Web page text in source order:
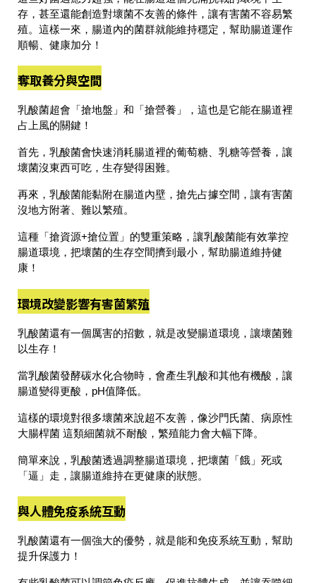
存，甚至還能創造對壞菌不友善的條件 ，讓有害菌不容易繁
殖。這樣一來，腸道內的菌群就能維持穩定，幫助腸道運作
順暢、健康加分！
奪取養分與空間
乳酸菌超會「搶地盤」和「搶營養」，這也是它能在腸道裡
占上風的關鍵！
首先， 乳酸菌會快速消耗腸道裡的葡萄糖、乳糖等營養 ，讓
壞菌沒東西可吃，生存變得困難。
再來， 乳酸菌能黏附在腸道內壁，搶先占據空間 ，讓有害菌
沒地方附著、難以繁殖。
這種「搶資源+搶位置」的雙重策略，讓乳酸菌能有效掌控
腸道環境，把壞菌的生存空間擠到最小，幫助腸道維持健
康！
環境改變影響有害菌繁殖
乳酸菌還有一個厲害的招數，就是改變腸道環境，讓壞菌難
以生存 ！
當乳酸菌發酵碳水化合物時， 會產生乳酸和其他有機酸 ，讓
腸道變得更酸， pH值降低。
這樣的環境對很多壞菌來說超不友善，像沙門氏菌、病原性
大腸桿菌 這類細菌就不耐酸，繁殖能力會大幅下降。
簡單來說， 乳酸菌透過調整腸道環境，把壞菌「餓」死或
「逼」走，讓腸道維持在更健康的狀態。
與人體免疫系統互動
乳酸菌還有一個強大的優勢，就是能和免疫系統互動，幫助
提升保護力！